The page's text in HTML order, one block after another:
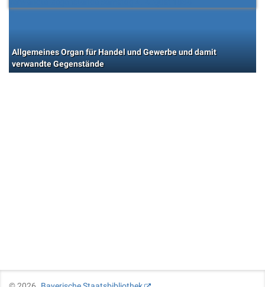
Allgemeines Organ für Handel und Gewerbe und damit
verwandte Gegenstände